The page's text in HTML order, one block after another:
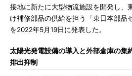
接地に新たに大型物流施設を開発し、
け補修部品の供給を担う「東日本部品
を2022年5月19日に発表した。
太陽光発電設備の導入と外部倉庫の集
排出抑制